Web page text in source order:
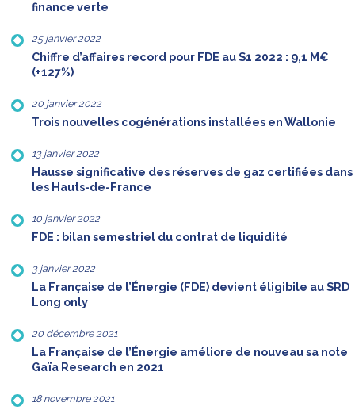
finance verte
25 janvier 2022
Chiffre d’affaires record pour FDE au S1 2022 : 9,1 M€
(+127%)
20 janvier 2022
Trois nouvelles cogénérations installées en Wallonie
13 janvier 2022
Hausse significative des réserves de gaz certifiées dans
les Hauts-de-France
10 janvier 2022
FDE : bilan semestriel du contrat de liquidité
3 janvier 2022
La Française de l’Énergie (FDE) devient éligibile au SRD
Long only
20 décembre 2021
La Française de l’Énergie améliore de nouveau sa note
Gaïa Research en 2021
18 novembre 2021